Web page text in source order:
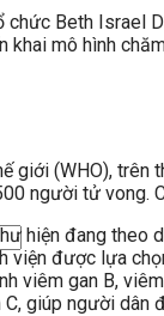
Beth Israel
khai mô hình
giới (WHO),
người tử vong.
hiện đang theo
viện được lựa
viêm gan B,
giúp người